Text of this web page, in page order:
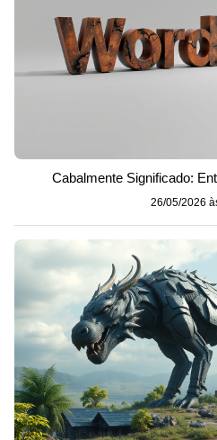
Cabalmente Significado:
26/05/2026